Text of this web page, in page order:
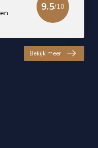
9.5/10
Bekijk meer